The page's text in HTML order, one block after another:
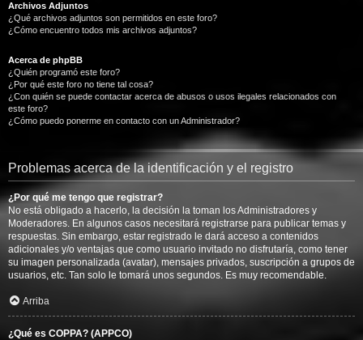
Archivos Adjuntos
¿Qué archivos adjuntos son permitidos en este foro?
¿Cómo encuentro todos mis archivos adjuntos?
Acerca de phpBB
¿Quién programó este foro?
¿Por qué este foro no tiene tal cosa?
¿Con quién se puede contactar acerca de abusos o usos ilegales relacionados con
este foro?
¿Cómo puedo ponerme en contacto con un Administrador?
Problemas acerca de la identificación y el registro
¿Por qué me tengo que registrar?
No está obligado a hacerlo, la decisión la toman los Administradores y
Moderadores. En algunos casos necesitará registrarse para publicar temas y
respuestas. Sin embargo, estar registrado le dará acceso a contenidos
adicionales y/o ventajas que como usuario invitado no disfrutaría, como tener
su imagen personalizada (avatar), mensajes privados, suscripción a grupos de
usuarios, etc. Tan solo le tomará unos segundos. Es muy recomendable.
Arriba
¿Qué es COPPA? (APPCO)